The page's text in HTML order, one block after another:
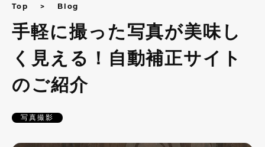
Top Blog
手軽に撮った写真が美味し
く見える！自動補正サイト
のご紹介
写真撮影